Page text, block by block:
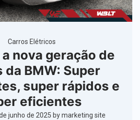
Carros Elétricos
nova geração de
da BMW: Super
super rápidos e
eficientes
junho de 2025 bymarketing site